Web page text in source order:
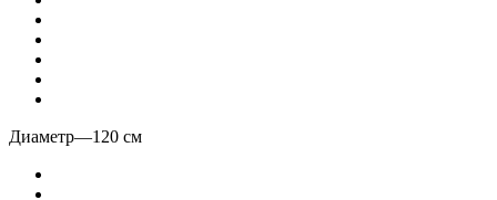
Диаметр—120 см